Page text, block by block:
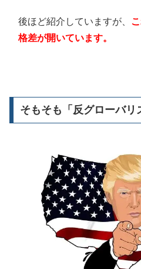
後ほど紹介していますが、
格差が開いています。
そもそも「反グローバリ